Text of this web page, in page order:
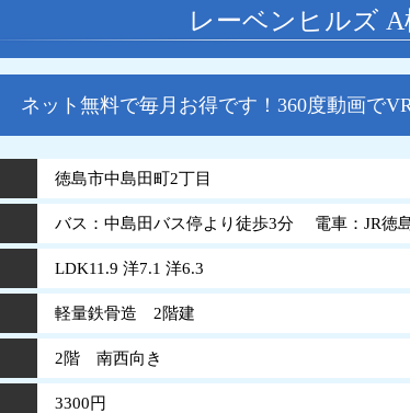
レーベンヒルズ A
ネット無料で毎月お得です！360度動画で
徳島市中島田町2丁目
バス：中島田バス停より徒歩3分 電車：JR徳
LDK11.9 洋7.1 洋6.3
軽量鉄骨造 2階建
2階 南西向き
3300円